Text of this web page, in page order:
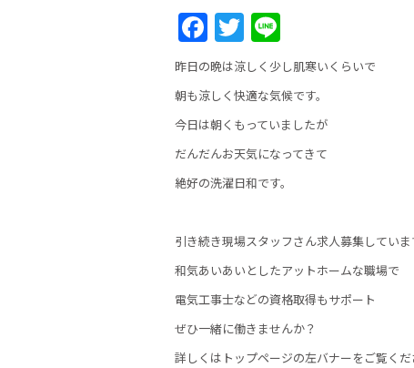
F
a
c
e
b
o
o
k
T
w
itt
er
n
e
昨日の晩は涼しく少し肌寒いくらいで
朝も涼しく快適な気候です。
今日は朝くもっていましたが
だんだんお天気になってきて
絶好の洗濯日和です。
引き続き現場スタッフさん求人募集していま
和気あいあいとしたアットホームな職場で
電気工事士などの資格取得もサポート
ぜひ一緒に働きませんか？
詳しくはトップページの左バナーをご覧くだ